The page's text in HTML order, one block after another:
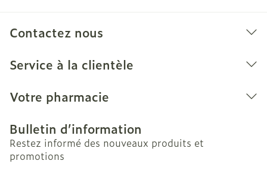
Contactez nous
Service à la clientèle
Votre pharmacie
Bulletin d’information
Restez informé des nouveaux produits et
promotions